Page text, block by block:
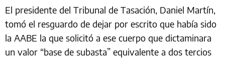
El presidente del Tribunal de Tasación, Daniel Martín,
tomó el resguardo de dejar por escrito que había sido
la AABE la que solicitó a ese cuerpo que dictaminara
un valor “base de subasta” equivalente a dos tercios